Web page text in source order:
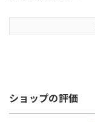
ショップの評価